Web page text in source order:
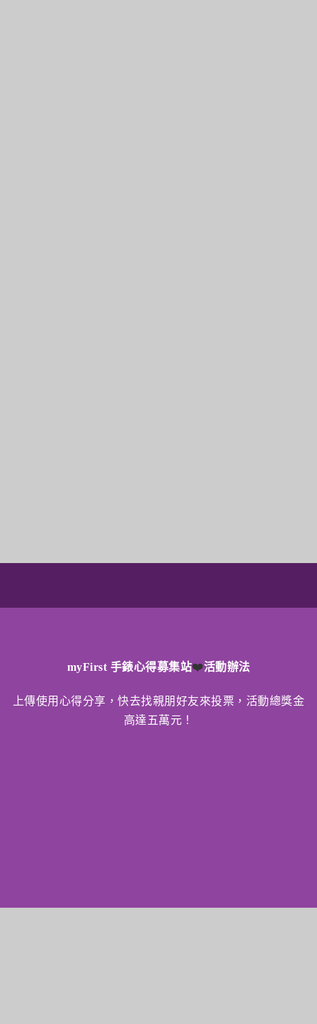
myFirst 手錶心得募集站❤️活動辦法
上傳使用 心得分享，快去找親朋好友來投票， 活動總獎金
高達五萬元！